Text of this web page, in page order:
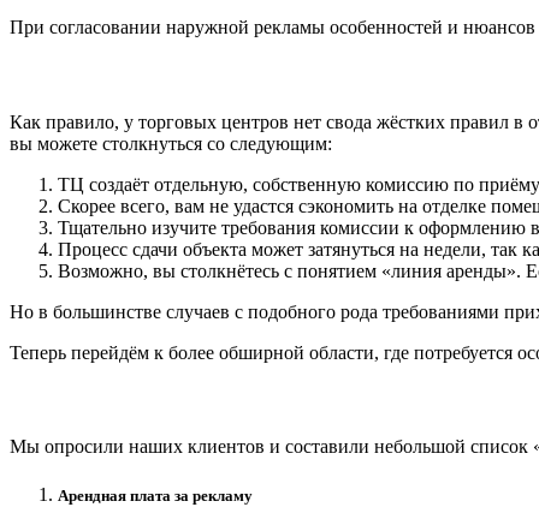
При согласовании наружной рекламы особенностей и
Как правило, у торговых центров нет свода жёстких правил
вы можете столкнуться со следующим:
ТЦ создаёт отдельную, собственную комиссию по
Скорее всего, вам не удастся сэкономить на отделке
Тщательно изучите требования комиссии к оформлению
Процесс сдачи объекта может затянуться на недели, так
Возможно, вы столкнётесь с понятием «линия аренды».
Но в большинстве случаев с подобного рода требованиями
Теперь перейдём к более обширной области, где потребуется
Мы опросили наших клиентов и составили небольшой список
Арендная плата за рекламу